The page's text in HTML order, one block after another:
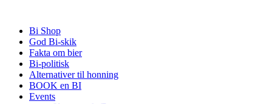
indholdBi Shop
God Bi-skik
Fakta om bier
Bi-politisk
Alternativer til honning
BOOK en BI
Events